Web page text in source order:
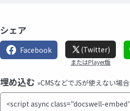
シェア
Facebook (Twitter)
またはPlayer版
埋め込む »CMSなどでJSが使えない場合